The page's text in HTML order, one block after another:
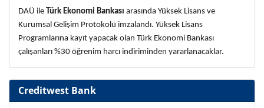
DAÜ ile Türk Ekonomi Bankası arasında Yüksek Lisans ve
Kurumsal Gelişim Protokolü imzalandı. Yüksek Lisans
Programlarına kayıt yapacak olan Türk Ekonomi Bankası
çalışanları %30 öğrenim harcı indiriminden yararlanacaklar.
Creditwest Bank